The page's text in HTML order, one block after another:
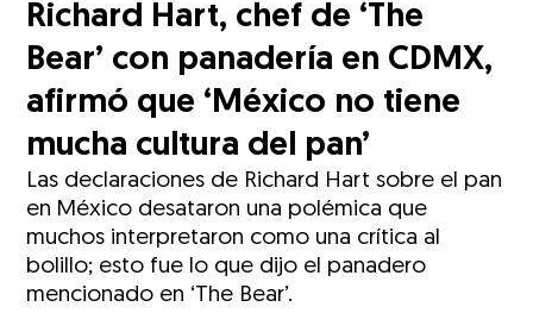
Richard Hart, chef de ‘The
Bear’ con panadería en CDMX,
afirmó que ‘México no tiene
mucha cultura del pan’
Las declaraciones de Richard Hart sobre el pan
en México desataron una polémica que
muchos interpretaron como una crítica al
bolillo; esto fue lo que dijo el panadero
mencionado en ‘The Bear’.